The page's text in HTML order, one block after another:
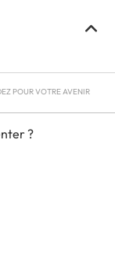
?
POUR VOTRE AVENIR